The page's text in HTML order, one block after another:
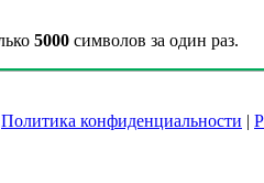
5000 символов за один раз.
Политика конфиденциальности |